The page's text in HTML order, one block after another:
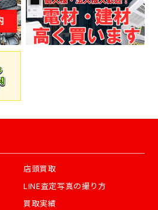
店頭買取
LINE査定写真の撮り方
買取実績